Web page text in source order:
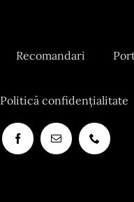
Recomandari
Politică confidențialitate